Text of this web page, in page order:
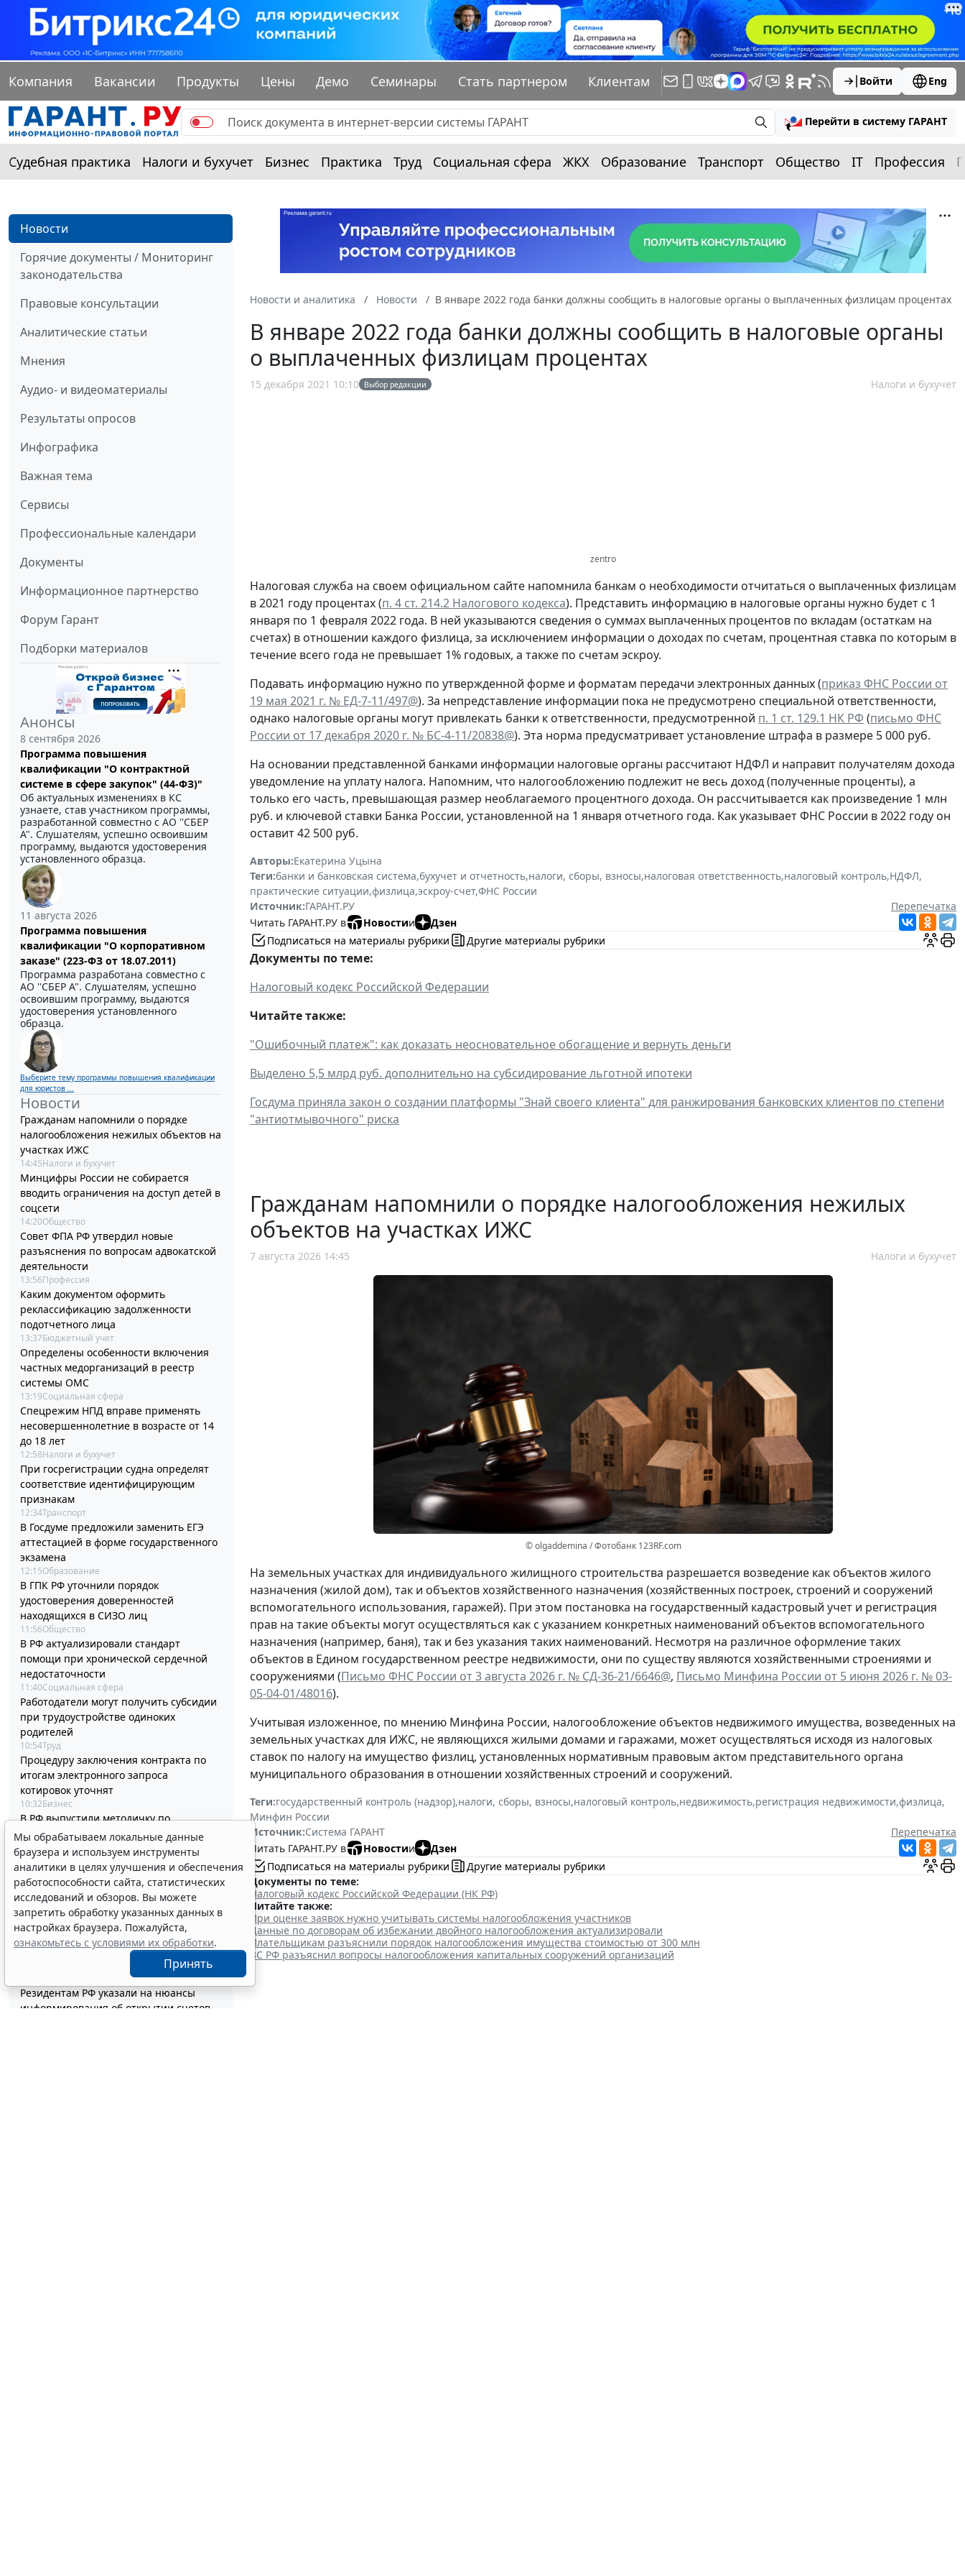
Компания Вакансии Продукты Цены Демо Семинары Стать партнером Клиентам Войти Eng
Перейти в систему ГАРАНТ
Судебная практика Налоги и бухучет Бизнес Практика Труд Социальная сфера ЖКХ Образование Транспорт Общество IT Профессия
Новости
Горячие документы / Мониторинг
законодательства
Правовые консультации
Аналитические статьи
Мнения
Аудио- и видеоматериалы
Результаты опросов
Инфографика
Важная тема
Сервисы
Профессиональные календари
Документы
Информационное партнерство
Форум Гарант
Подборки материалов
Анонсы
8 сентября 2026
Программа повышения
квалификации "О контрактной
системе в сфере закупок" (44-ФЗ)"
Об актуальных изменениях в КС
узнаете, став участником программы,
разработанной совместно с АО ''СБЕР
А". Слушателям, успешно освоившим
программу, выдаются удостоверения
установленного образца.
11 августа 2026
Программа повышения
квалификации "О корпоративном
заказе" (223-ФЗ от 18.07.2011)
Программа разработана совместно с
АО ''СБЕР А". Слушателям, успешно
освоившим программу, выдаются
удостоверения установленного
образца.
Выберите тему программы повышения квалификации
для юристов ...
Новости
Гражданам напомнили о порядке
налогообложения нежилых объектов на
участках ИЖС
14:45Налоги и бухучет
Минцифры России не собирается
вводить ограничения на доступ детей в
соцсети
14:20Общество
Совет ФПА РФ утвердил новые
разъяснения по вопросам адвокатской
деятельности
13:56Профессия
Каким документом оформить
реклассификацию задолженности
подотчетного лица
13:37Бюджетный учет
Определены особенности включения
частных медорганизаций в реестр
системы ОМС
13:19Социальная сфера
Спецрежим НПД вправе применять
несовершеннолетние в возрасте от 14
до 18 лет
12:58Налоги и бухучет
При госрегистрации судна определят
соответствие идентифицирующим
признакам
12:34Транспорт
В Госдуме предложили заменить ЕГЭ
аттестацией в форме государственного
экзамена
12:15Образование
В ГПК РФ уточнили порядок
удостоверения доверенностей
находящихся в СИЗО лиц
11:56Общество
В РФ актуализировали стандарт
помощи при хронической сердечной
недостаточности
11:40Социальная сфера
Работодатели могут получить субсидии
при трудоустройстве одиноких
родителей
10:54Труд
Процедуру заключения контракта по
итогам электронного запроса
котировок уточнят
10:32Бизнес
В РФ выпустили методичку по
соцзаказу и выбору КВР при обучении
госслужащих
10:04 Бюджетный учет
Срок актуализации данных для
иностранных производителей
медизделий продлили
09:30Социальная сфера
Суд обязал заключить трудовой
договор при признании отказа в
Судебная практика
Резидентам РФ указали на нюансы
информирования об открытии счетов
Новости и аналитика Новости В январе 2022 года банки должны сообщить в налоговые органы о выплаченных физлицам процентах
В январе 2022 года банки должны сообщить в налоговые органы
о выплаченных физлицам процентах
15 декабря 2021 10:10 Выбор редакции Налоги и бухучет
zentro
Налоговая служба на своем официальном сайте напомнила банкам о необходимости отчитаться о выплаченных физлицам
в 2021 году процентах (п. 4 ст. 214.2 Налогового кодекса). Представить информацию в налоговые органы нужно будет с 1
января по 1 февраля 2022 года. В ней указываются сведения о суммах выплаченных процентов по вкладам (остаткам на
счетах) в отношении каждого физлица, за исключением информации о доходах по счетам, процентная ставка по которым в
течение всего года не превышает 1% годовых, а также по счетам эскроу.
Подавать информацию нужно по утвержденной форме и форматам передачи электронных данных (приказ ФНС России от
19 мая 2021 г. № ЕД-7-11/497@). За непредставление информации пока не предусмотрено специальной ответственности,
однако налоговые органы могут привлекать банки к ответственности, предусмотренной п. 1 ст. 129.1 НК РФ (письмо ФНС
России от 17 декабря 2020 г. № БС-4-11/20838@). Эта норма предусматривает установление штрафа в размере 5 000 руб.
На основании представленной банками информации налоговые органы рассчитают НДФЛ и направит получателям дохода
уведомление на уплату налога. Напомним, что налогообложению подлежит не весь доход (полученные проценты), а
только его часть, превышающая размер необлагаемого процентного дохода. Он рассчитывается как произведение 1 млн
руб. и ключевой ставки Банка России, установленной на 1 января отчетного года. Как указывает ФНС России в 2022 году он
оставит 42 500 руб.
Авторы:Екатерина Уцына
Теги:банки и банковская система,бухучет и отчетность,налоги, сборы, взносы,налоговая ответственность,налоговый контроль,НДФЛ,
практические ситуации,физлица,эскроу-счет,ФНС России
Источник:ГАРАНТ.РУ
Перепечатка
Читать ГАРАНТ.РУ в
Новостии
Дзен
Подписаться на материалы рубрики
Другие материалы рубрики
Документы по теме:
Налоговый кодекс Российской Федерации
Читайте также:
"Ошибочный платеж": как доказать неосновательное обогащение и вернуть деньги
Выделено 5,5 млрд руб. дополнительно на субсидирование льготной ипотеки
Госдума приняла закон о создании платформы "Знай своего клиента" для ранжирования банковских клиентов по степени
"антиотмывочного" риска
Гражданам напомнили о порядке налогообложения нежилых
объектов на участках ИЖС
7 августа 2026 14:45 Налоги и бухучет
© olgaddemina / Фотобанк 123RF.com
На земельных участках для индивидуального жилищного строительства разрешается возведение как объектов жилого
назначения (жилой дом), так и объектов хозяйственного назначения (хозяйственных построек, строений и сооружений
вспомогательного использования, гаражей). При этом постановка на государственный кадастровый учет и регистрация
прав на такие объекты могут осуществляться как с указанием конкретных наименований объектов вспомогательного
назначения (например, баня), так и без указания таких наименований. Несмотря на различное оформление таких
объектов в Едином государственном реестре недвижимости, они по существу являются хозяйственными строениями и
сооружениями (Письмо ФНС России от 3 августа 2026 г. № СД-36-21/6646@, Письмо Минфина России от 5 июня 2026 г. № 03-
05-04-01/48016).
Учитывая изложенное, по мнению Минфина России, налогообложение объектов недвижимого имущества, возведенных на
земельных участках для ИЖС, не являющихся жилыми домами и гаражами, может осуществляться исходя из налоговых
ставок по налогу на имущество физлиц, установленных нормативным правовым актом представительного органа
муниципального образования в отношении хозяйственных строений и сооружений.
Теги:государственный контроль (надзор),налоги, сборы, взносы,налоговый контроль,недвижимость,регистрация недвижимости,физлица,
Минфин России
Источник:Система ГАРАНТ
Перепечатка
Читать ГАРАНТ.РУ в
Новостии
Дзен
Подписаться на материалы рубрики
Другие материалы рубрики
Документы по теме:
Налоговый кодекс Российской Федерации (НК РФ)
Читайте также:
При оценке заявок нужно учитывать системы налогообложения участников
Данные по договорам об избежании двойного налогообложения актуализировали
Плательщикам разъяснили порядок налогообложения имущества стоимостью от 300 млн
ВС РФ разъяснил вопросы налогообложения капитальных сооружений организаций
Мы обрабатываем локальные данные
браузера и используем инструменты
аналитики в целях улучшения и обеспечения
работоспособности сайта, статистических
исследований и обзоров. Вы можете
запретить обработку указанных данных в
настройках браузера. Пожалуйста,
ознакомьтесь с условиями их обработки.
Принять